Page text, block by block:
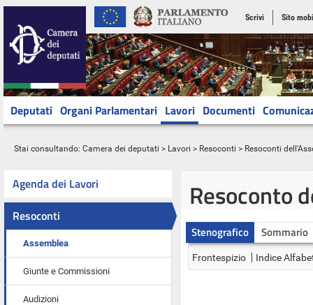
Scrivi Sito
Deputati Organi Parlamentari Lavori Documenti
Stai consultando: Camera dei deputati > Lavori > Resoconti > Resoconti
Agenda dei Lavori
Resoconti
Assemblea
Giunte e Commissioni
Audizioni
Resoconto
Stenografico Sommario
Frontespizio Indice